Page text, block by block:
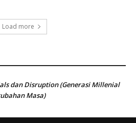
Load more
dan Disruption (Generasi Millenial
Masa)